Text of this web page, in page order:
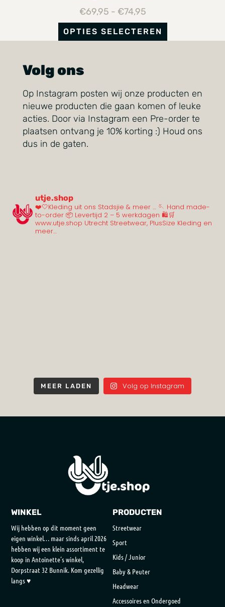
€69,95 - €74,95
OPTIES SELECTEREN
Volg ons
Op Instagram posten wij onze producten en
nieuwe producten die gaan komen of leuke
acties. Door via Instagram een Pre-order te
plaatsen ontvang je 10% korting :) Houd ons
dus in de gaten.
utje.shop
❤️🤍Kleding uit ons Stadsjie & meer … 🪡 Hand made-
to-order 📦 Levertijd 2 – 5 werkdagen 🛍️🛒
www.utje.shop Utrecht Streetwear, PlusSize Kleding en
meer…
MEER LADEN Volg op Instagram
WINKEL
Wij hebben op dit moment geen
eigen winkel… maar sinds april 2026
hebben wij een klein assortiment te
koop in Antoinette’s winkel,
Dorpstraat 32 Bunnik. Kom gezellig
langs ♥
PRODUCTEN
Streetwear
Sport
Kids / Junior
Baby & Peuter
Headwear
Accessoires en Ondergoed